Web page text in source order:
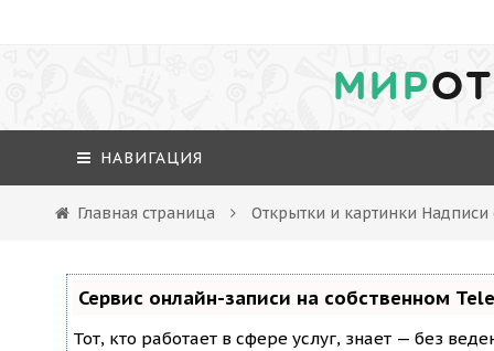
МИР
НАВИГАЦИЯ
Главная страница Открытки и картинки
Сервис онлайн-записи на собственном
Тот, кто работает в сфере услуг, знает — без